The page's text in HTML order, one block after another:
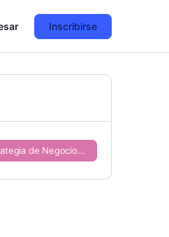
Inscribirse
Marketing Digital. Estrategia de Negocios en Entornos Web